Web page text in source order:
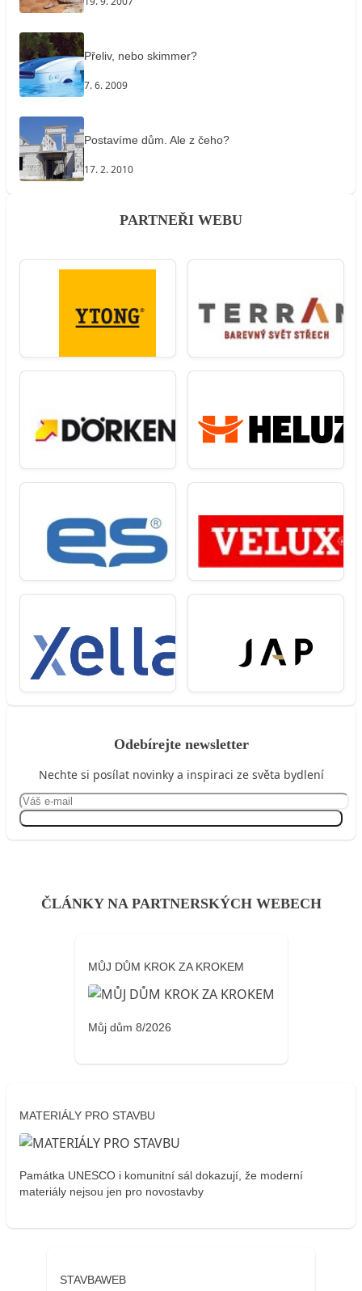
Přeliv, nebo skimmer?
7. 6. 2009
Postavíme dům. Ale z čeho?
17. 2. 2010
PARTNEŘI WEBU
Odebírejte newsletter
Nechte si posílat novinky a inspiraci ze světa bydlení
ČLÁNKY NA PARTNERSKÝCH WEBECH
MŮJ DŮM KROK ZA KROKEM
Můj dům 8/2026
MATERIÁLY PRO STAVBU
Památka UNESCO i komunitní sál dokazují, že moderní
materiály nejsou jen pro novostavby
STAVBAWEB